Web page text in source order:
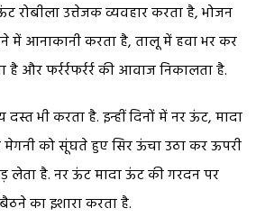
रोबीला उत्तेजक व्यवहार करता है, भोजन
में आनाकानी करता है, तालू में हवा भर कर
और फर्रर्रफर्रर्र की आवाज निकालता है.
भी करता है. इन्हीं दिनों में नर ऊंट, मादा
को सूंघते हुए सिर ऊंचा उठा कर ऊपरी
लेता है. नर ऊंट मादा ऊंट की गरदन पर
का इशारा करता है.